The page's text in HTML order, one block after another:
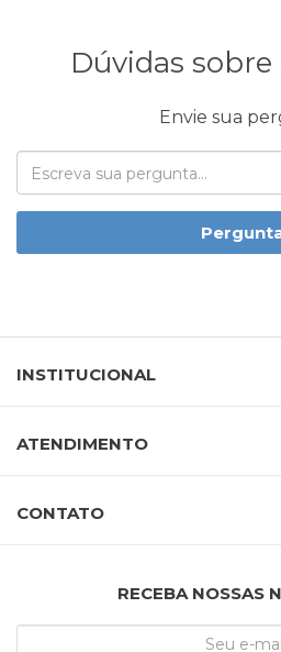
Dúvidas
Envie sua
INSTITUCIONAL
ATENDIMENTO
CONTATO
RECEBA NOSSAS